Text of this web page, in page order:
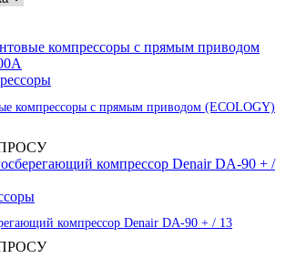
компрессоры с прямым приводом (ECOLOGY)
компрессор Denair DA-90 + / 13